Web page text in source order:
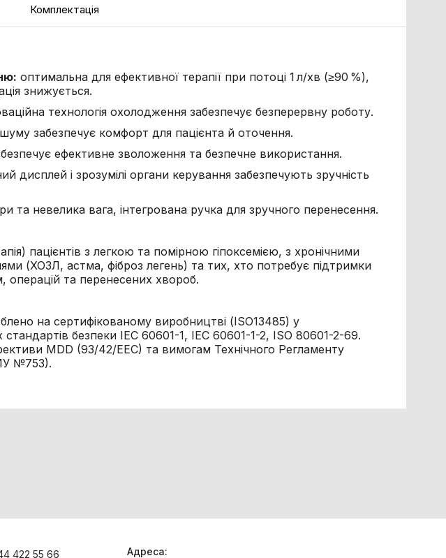
Комплектація
оптимальна для ефективної терапії при потоці 1 л/хв (≥90 %),
знижується.
технологія охолодження забезпечує безперервну роботу.
забезпечує комфорт для пацієнта й оточення.
ефективне зволоження та безпечне використання.
дисплей і зрозумілі органи керування забезпечують зручність
та невелика вага, інтегрована ручка для зручного перенесення.
пацієнтів з легкою та помірною гіпоксемією, з хронічними
(ХОЗЛ, астма, фіброз легень) та тих, хто потребує підтримки
операцій та перенесених хвороб.
на сертифікованому виробництві (ISO13485) у
стандартів безпеки IEC 60601-1, IEC 60601-1-2, ISO 80601-2-69.
MDD (93/42/EEC) та вимогам Технічного Регламенту
№753).
422 55 66 Адреса: